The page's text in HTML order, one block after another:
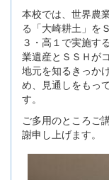
本校では、世界農
る「大崎耕土」を
３・高１で実施す
業遺産とＳＳＨが
地元を知るきっか
め、見通しをもっ
す。
ご多用のところご
謝申し上げます。